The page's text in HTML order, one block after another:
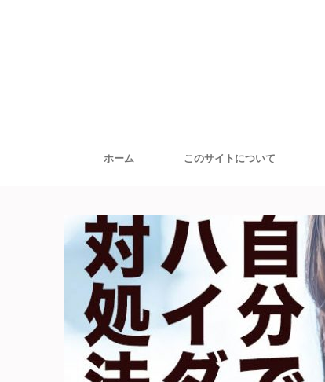
ホーム このサイトについて